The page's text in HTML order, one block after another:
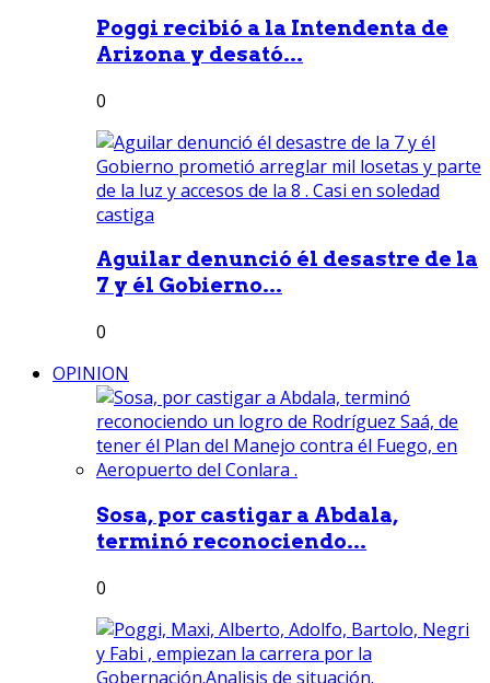
Poggi recibió a la Intendenta de
Arizona y desató...
0
Aguilar denunció él desastre de la
7 y él Gobierno...
0
OPINION
Sosa, por castigar a Abdala,
terminó reconociendo...
0